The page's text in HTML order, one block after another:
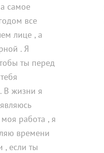
самое
все
лице , а
. Я
ты перед
В жизни я
работа , я
времени
, если ты